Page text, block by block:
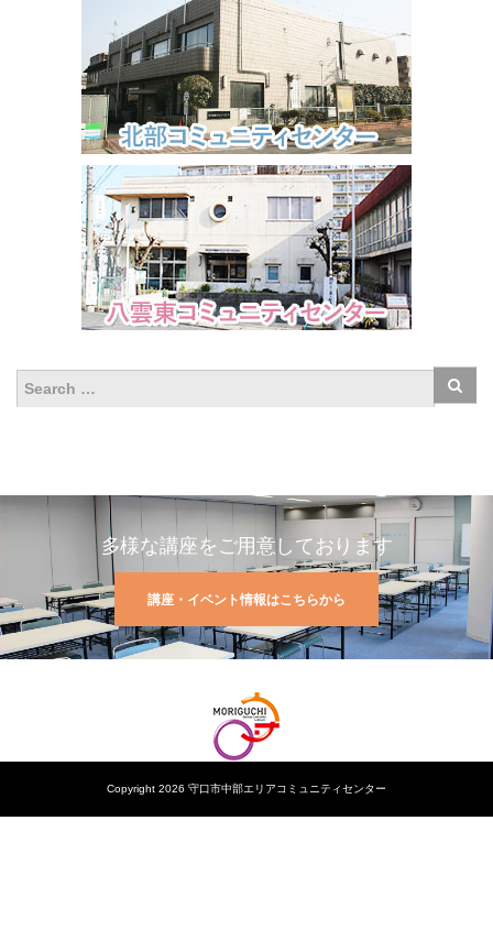
多様な講座をご用意しております
講座・イベント情報はこちらから
Copyright 2026 守口市中部エリアコミュニティセンター